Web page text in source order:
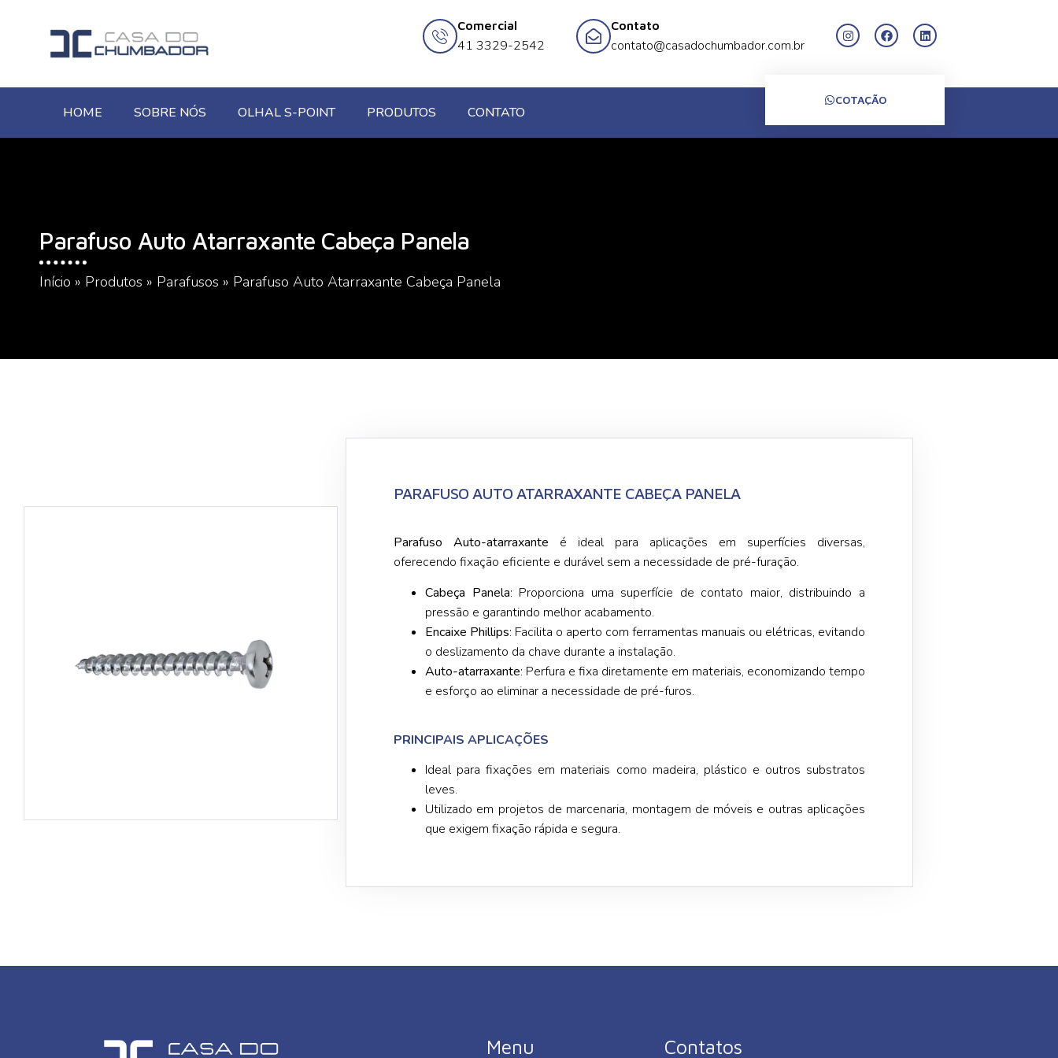
Comercial
41 3329-2542
Contato
contato@casadochumbador.com.br
HOME SOBRE NÓS OLHAL S-POINT PRODUTOS CONTATO
COTAÇÃO
Parafuso Auto Atarraxante Cabeça Panela
Início » Produtos » Parafusos » Parafuso Auto Atarraxante Cabeça Panela
PARAFUSO AUTO ATARRAXANTE CABEÇA PANELA
Parafuso Auto-atarraxante é ideal para aplicações em superfícies diversas,
oferecendo fixação eficiente e durável sem a necessidade de pré-furação.
Cabeça Panela: Proporciona uma superfície de contato maior, distribuindo a
pressão e garantindo melhor acabamento.
Encaixe Phillips: Facilita o aperto com ferramentas manuais ou elétricas, evitando
o deslizamento da chave durante a instalação.
Auto-atarraxante: Perfura e fixa diretamente em materiais, economizando tempo
e esforço ao eliminar a necessidade de pré-furos.
PRINCIPAIS APLICAÇÕES
Ideal para fixações em materiais como madeira, plástico e outros substratos
leves.
Utilizado em projetos de marcenaria, montagem de móveis e outras aplicações
que exigem fixação rápida e segura.
Menu Contatos